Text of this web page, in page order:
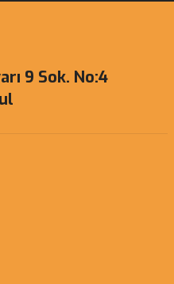
9 Sok. No:4